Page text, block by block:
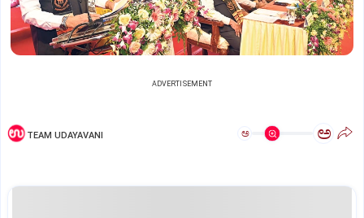
ADVERTISEMENT
TEAM UDAYAVANI ಅ ಅ